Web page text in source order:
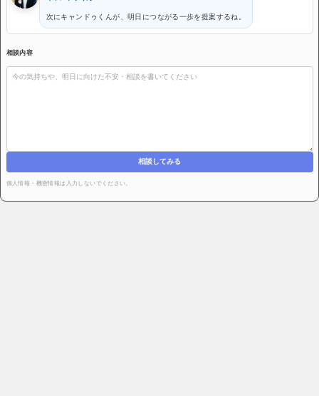
次にキャンドゥくんが、明日につながる一歩を提案するね。
相談内容
相談してみる
個人情報・機密情報は入力しないでください。